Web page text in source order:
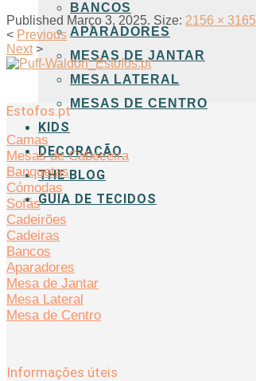
BANCOS
APARADORES
MESAS DE JANTAR
MESA LATERAL
MESAS DE CENTRO
KIDS
DECORAÇÃO
THE BLOG
GUIA DE TECIDOS
Published Março 3, 2025. Size: 2156 × 3165
< Previous
Next >
Estofos.pt
Camas
Mesas de Cabeceira
Banquetas
Cómodas
Sofás
Cadeirões
Cadeiras
Bancos
Aparadores
Mesa de Jantar
Mesa Lateral
Mesa de Centro
Informações úteis